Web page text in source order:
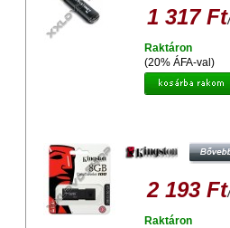
1 317 Ft
(20% ÁFA-val)
Raktáron
2 193 Ft
Raktáron